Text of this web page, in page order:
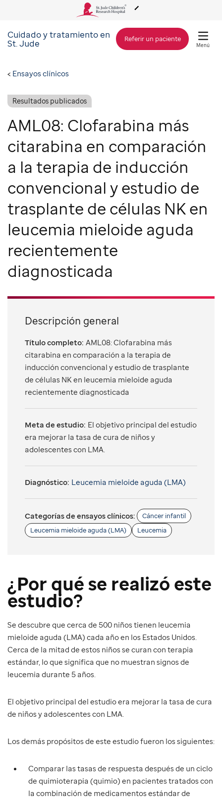
Acerca de St. Jude
Cuidado y tratamiento
Investigación
Alcance Global
Cómo involucrarse
Cuidado y tratamiento en
St. Jude Referir un paciente
Menú
Ensayos clínicos
Resultados publicados
AML08: Clofarabina más
citarabina en comparación
a la terapia de inducción
convencional y estudio de
trasplante de células NK en
leucemia mieloide aguda
recientemente
diagnosticada
¿Por qué se realizó este
estudio?
Se descubre que cerca de 500 niños tienen leucemia
mieloide aguda (LMA) cada año en los Estados Unidos.
Cerca de la mitad de estos niños se curan con terapia
estándar, lo que significa que no muestran signos de
leucemia durante 5 años.
El objetivo principal del estudio era mejorar la tasa de cura
de niños y adolescentes con LMA.
Los demás propósitos de este estudio fueron los siguientes:
Comparar las tasas de respuesta después de un ciclo
de quimioterapia (quimio) en pacientes tratados con
la combinación de medicamentos estándar de
Descripción general
Título completo: AML08: Clofarabina más
citarabina en comparación a la terapia de
inducción convencional y estudio de trasplante
de células NK en leucemia mieloide aguda
recientemente diagnosticada
Meta de estudio: El objetivo principal del estudio
era mejorar la tasa de cura de niños y
adolescentes con LMA.
Diagnóstico: Leucemia mieloide aguda (LMA)
Categorías de ensayos clínicos:
Cáncer infantil
Leucemia mieloide aguda (LMA)
Leucemia